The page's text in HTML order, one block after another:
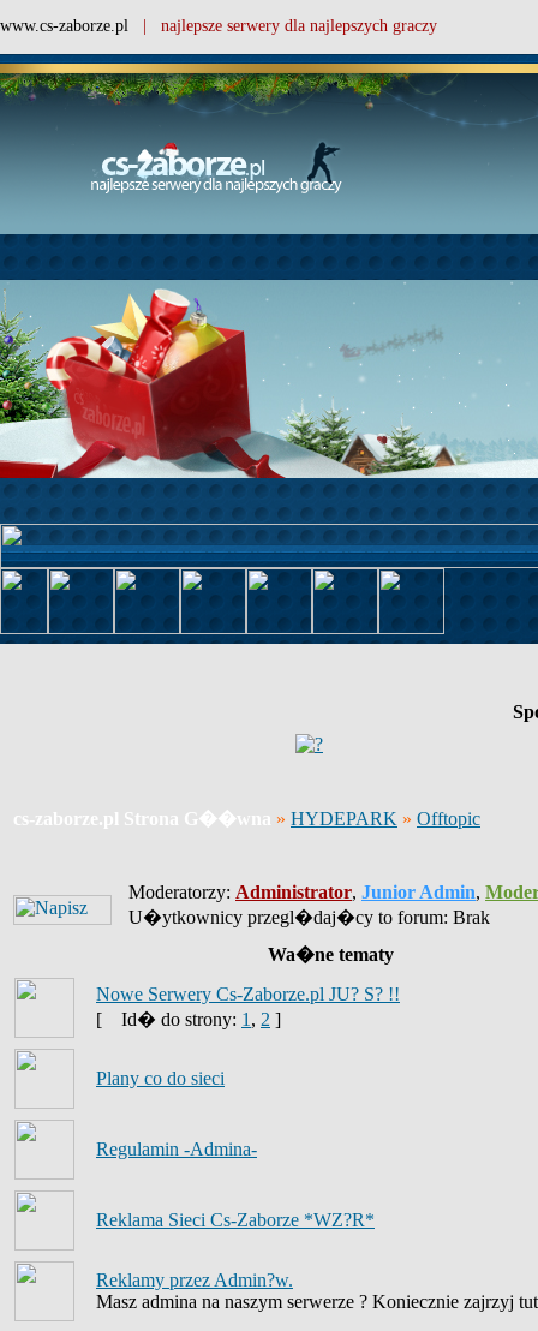
www.cs-zaborze.pl | najlepsze serwery dla najlepszych graczy
cs-zaborze.pl Strona G��wna » HYDEPARK » Offtopic
Moderatorzy: Administrator, Junior Admin,
U�ytkownicy przegl�daj�cy to forum: Brak
Wa�ne tematy
Nowe Serwery Cs-Zaborze.pl JU? S? !!
[
Id� do strony: 1 , 2 ]
Plany co do sieci
Regulamin -Admina-
Reklama Sieci Cs-Zaborze *WZ?R*
Reklamy przez Admin?w.
Masz admina na naszym serwerze ? Koniecznie zajrzyj